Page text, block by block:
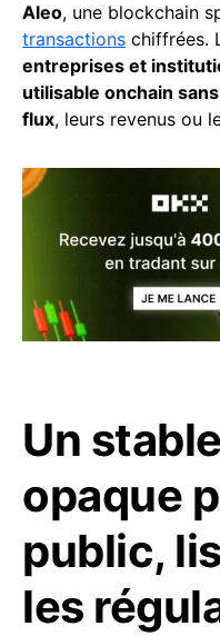
Aleo, une blockchain
transactions chiffrées.
entreprises et
utilisable onchain
flux, leurs revenus ou
Un
opaque
public,
les